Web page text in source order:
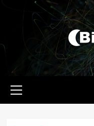
메뉴